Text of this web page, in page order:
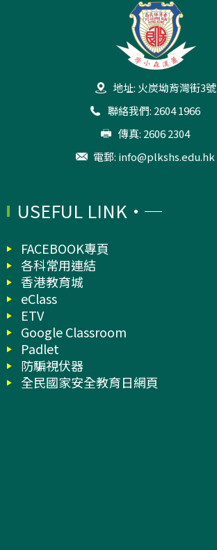
地址: 火炭坳背灣街3號
聯絡我們: 2604 1966
傳真: 2606 2304
電郵: info@plkshs.edu.hk
USEFUL LINK
FACEBOOK專頁
各科常用連結
香港教育城
eClass
ETV
Google Classroom
Padlet
防騙視伏器
全民國家安全教育日網頁